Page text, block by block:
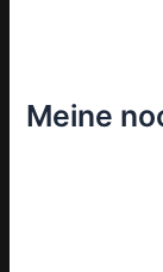
Meine